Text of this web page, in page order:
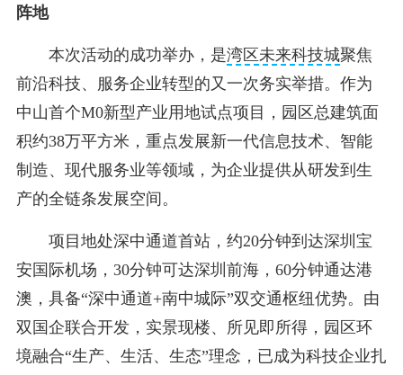
阵地
本次活动的成功举办，是湾区未来科技城聚焦
前沿科技、服务企业转型的又一次务实举措。作为
中山首个M0新型产业用地试点项目，园区总建筑面
积约38万平方米，重点发展新一代信息技术、智能
制造、现代服务业等领域，为企业提供从研发到生
产的全链条发展空间。
项目地处深中通道首站，约20分钟到达深圳宝
安国际机场，30分钟可达深圳前海，60分钟通达港
澳，具备“深中通道+南中城际”双交通枢纽优势。由
双国企联合开发，实景现楼、所见即所得，园区环
境融合“生产、生活、生态”理念，已成为科技企业扎